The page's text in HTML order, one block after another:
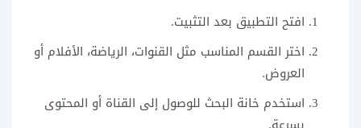
افتح التطبيق بعد التثبيت.
اختر القسم المناسب مثل القنوات، الرياضة، الأفلام أو
العروض.
استخدم خانة البحث للوصول إلى القناة أو المحتوى